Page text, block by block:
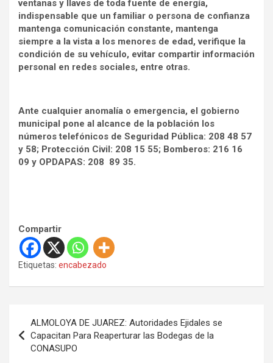
ventanas y llaves de toda fuente de energía,
indispensable que un familiar o persona de confianza
mantenga comunicación constante, mantenga
siempre a la vista a los menores de edad, verifique la
condición de su vehículo, evitar compartir información
personal en redes sociales, entre otras.
Ante cualquier anomalía o emergencia, el gobierno
municipal pone al alcance de la población los
números telefónicos de Seguridad Pública: 208 48 57
y 58; Protección Civil: 208 15 55; Bomberos: 216 16
09 y OPDAPAS: 208 89 35.
Compartir
Etiquetas: encabezado
ALMOLOYA DE JUAREZ: Autoridades Ejidales se
Capacitan Para Reaperturar las Bodegas de la
CONASUPO